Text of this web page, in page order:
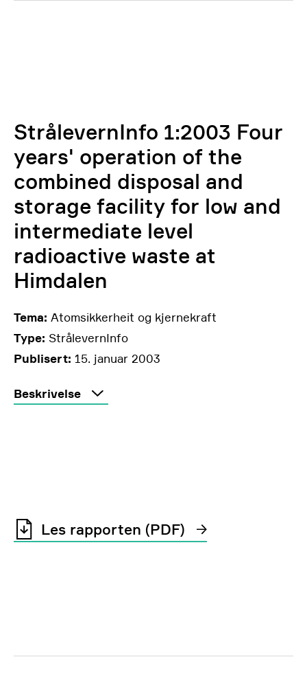
StrålevernInfo 1:2003 Four
years' operation of the
combined disposal and
storage facility for low and
intermediate level
radioactive waste at
Himdalen
Tema: Atomsikkerheit og kjernekraft
Type: StrålevernInfo
Publisert: 15. januar 2003
Beskrivelse
Les rapporten (PDF)